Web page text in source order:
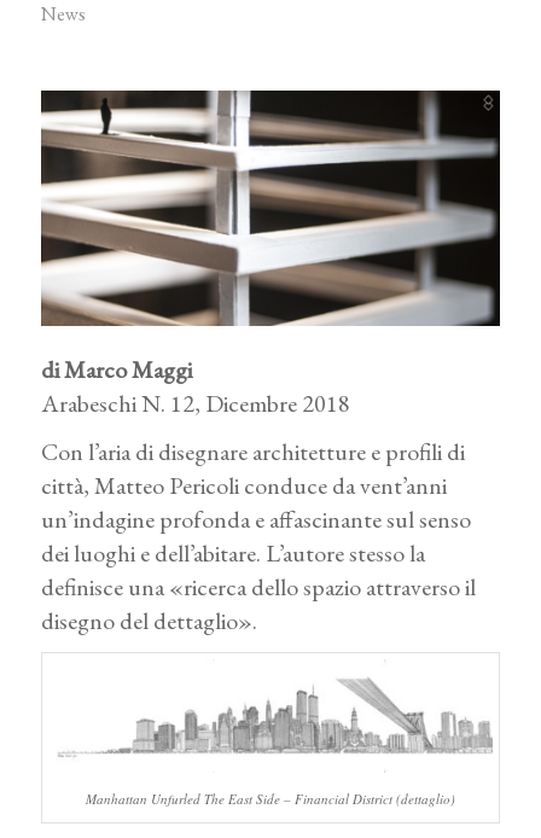
News
di Marco Maggi
Arabeschi N. 12, Dicembre 2018
Con l’aria di disegnare architetture e profili di
città, Matteo Pericoli conduce da vent’anni
un’indagine profonda e affascinante sul senso
dei luoghi e dell’abitare. L’autore stesso la
definisce una «ricerca dello spazio attraverso il
disegno del dettaglio».
Manhattan Unfurled The East Side – Financial District (dettaglio)